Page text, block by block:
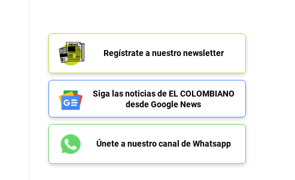
Regístrate a nuestro newsletter
Siga las noticias de EL COLOMBIANO
desde Google News
Únete a nuestro canal de Whatsapp